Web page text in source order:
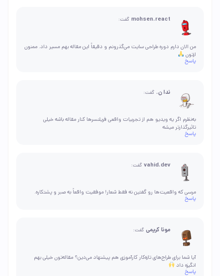
mohsen.react گفت:
من الان دارم دوره طراحی سایت می‌گذرونم و دقیقاً این مقاله بهم مسیر داد. ممنون
ازتون
پاسخ
ندا ن. گفت:
به‌نظرم اگر یه ویدیو هم از تجربیات واقعی فریلنسرها کنار مقاله باشه خیلی
تاثیرگذارتر میشه
پاسخ
vahid.dev گفت:
مرسی که واقعیت‌ها رو گفتین نه فقط شعار! موفقیت واقعاً به صبر و پشتکاره.
پاسخ
مونا کریمی گفت:
آیا شما برای طراح‌های تازه‌کار کارآموزی هم پیشنهاد می‌دین؟ مقاله‌تون خیلی بهم
انگیزه داد
پاسخ